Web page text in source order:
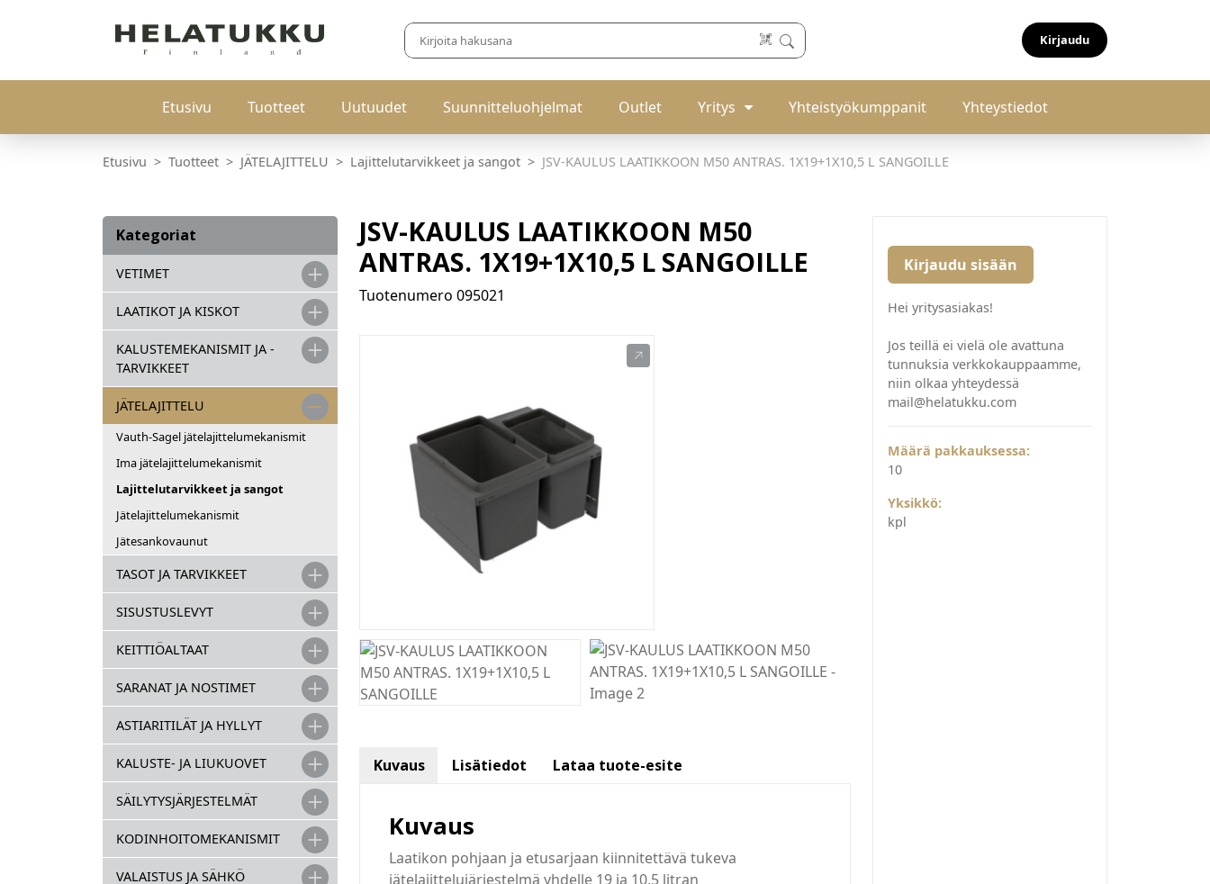
Kirjaudu
Etusivu Tuotteet Uutuudet Suunnitteluohjelmat Outlet Yritys Yhteistyökumppanit Yhteystiedot
Etusivu Tuotteet JÄTELAJITTELU Lajittelutarvikkeet ja sangot JSV-KAULUS LAATIKKOON M50 ANTRAS. 1X19+1X10,5 L SANGOILLE
Kategoriat
VETIMET
LAATIKOT JA KISKOT
KALUSTEMEKANISMIT JA -
TARVIKKEET
JÄTELAJITTELU
Vauth-Sagel jätelajittelumekanismit
Ima jätelajittelumekanismit
Lajittelutarvikkeet ja sangot
Jätelajittelumekanismit
Jätesankovaunut
TASOT JA TARVIKKEET
SISUSTUSLEVYT
KEITTIÖALTAAT
SARANAT JA NOSTIMET
ASTIARITILÄT JA HYLLYT
KALUSTE- JA LIUKUOVET
SÄILYTYSJÄRJESTELMÄT
KODINHOITOMEKANISMIT
VALAISTUS JA SÄHKÖ
JSV-KAULUS LAATIKKOON M50
ANTRAS. 1X19+1X10,5 L SANGOILLE
Tuotenumero 095021
Kuvaus Lisätiedot Lataa tuote-esite
Kuvaus
Laatikon pohjaan ja etusarjaan kiinnitettävä tukeva
jätelajittelujärjestelmä yhdelle 19 ja 10,5 litran
Kirjaudu sisään
Hei yritysasiakas!
Jos teillä ei vielä ole avattuna
tunnuksia verkkokauppaamme,
niin olkaa yhteydessä
mail@helatukku.com
Määrä pakkauksessa:
10
Yksikkö:
kpl